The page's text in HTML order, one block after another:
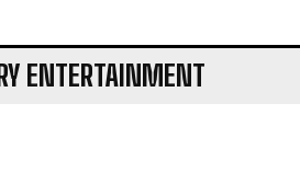
ENTERTAINMENT